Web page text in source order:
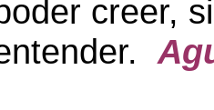
creer,